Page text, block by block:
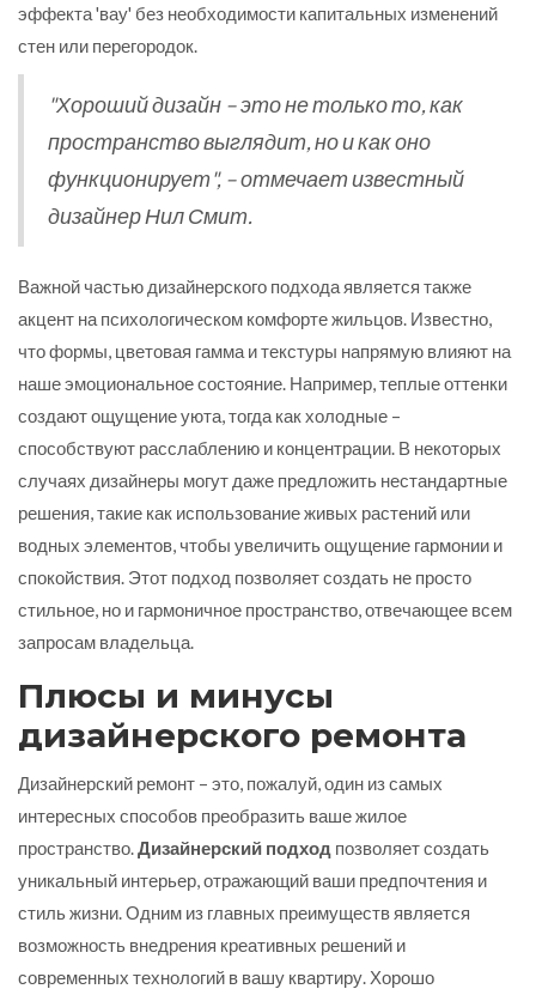
эффекта 'вау' без необходимости капитальных изменений
стен или перегородок.
"Хороший дизайн – это не только то, как
пространство выглядит, но и как оно
функционирует", – отмечает известный
дизайнер Нил Смит.
Важной частью дизайнерского подхода является также
акцент на психологическом комфорте жильцов. Известно,
что формы, цветовая гамма и текстуры напрямую влияют на
наше эмоциональное состояние. Например, теплые оттенки
создают ощущение уюта, тогда как холодные –
способствуют расслаблению и концентрации. В некоторых
случаях дизайнеры могут даже предложить нестандартные
решения, такие как использование живых растений или
водных элементов, чтобы увеличить ощущение гармонии и
спокойствия. Этот подход позволяет создать не просто
стильное, но и гармоничное пространство, отвечающее всем
запросам владельца.
Плюсы и минусы
дизайнерского ремонта
Дизайнерский ремонт – это, пожалуй, один из самых
интересных способов преобразить ваше жилое
пространство.Дизайнерский подход позволяет создать
уникальный интерьер, отражающий ваши предпочтения и
стиль жизни. Одним из главных преимуществ является
возможность внедрения креативных решений и
современных технологий в вашу квартиру. Хорошо